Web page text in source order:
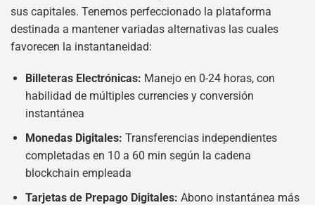
sus capitales. Tenemos perfeccionado la plataforma
destinada a mantener variadas alternativas las cuales
favorecen la instantaneidad:
Billeteras Electrónicas: Manejo en 0-24 horas, con
habilidad de múltiples currencies y conversión
instantánea
Monedas Digitales: Transferencias independientes
completadas en 10 a 60 min según la cadena
blockchain empleada
Tarjetas de Prepago Digitales: Abono instantánea más